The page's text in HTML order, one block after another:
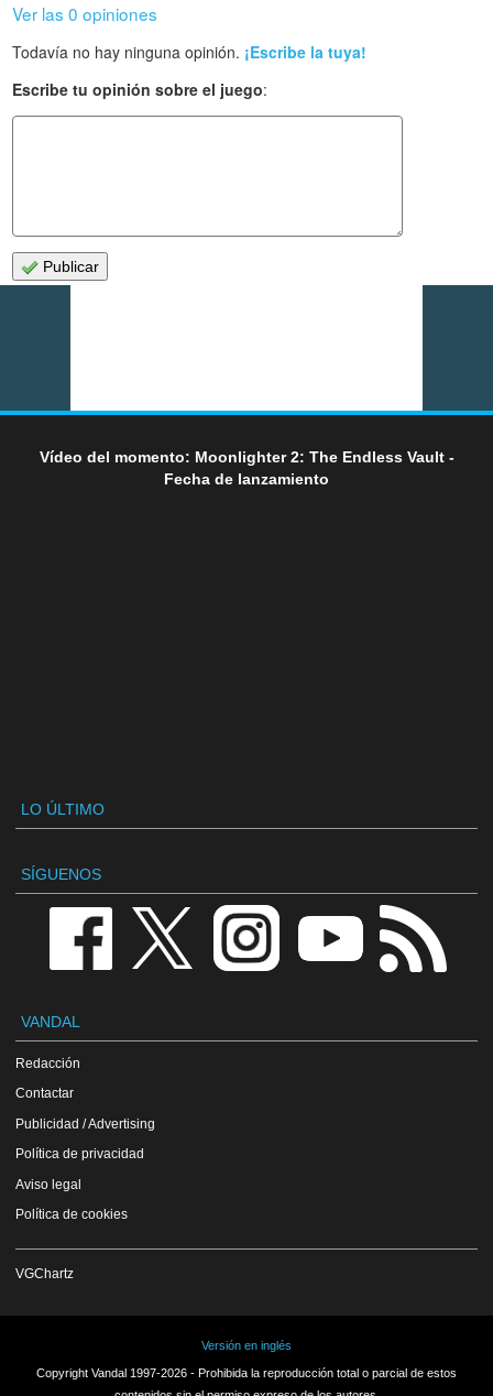
Ver las 0 opiniones
Todavía no hay ninguna opinión. ¡Escribe la tuya!
Escribe tu opinión sobre el juego:
Publicar
Vídeo del momento: Moonlighter 2: The Endless Vault -
Fecha de lanzamiento
LO ÚLTIMO
SÍGUENOS
VANDAL
Redacción
Contactar
Publicidad / Advertising
Política de privacidad
Aviso legal
Política de cookies
VGChartz
Versión en inglés
Copyright Vandal 1997-2026 - Prohibida la reproducción total o parcial de estos